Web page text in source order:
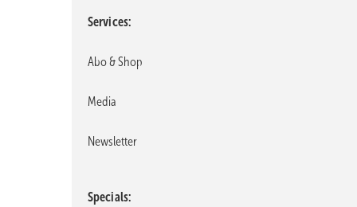
Services
Abo & Shop
Media
Newsletter
Specials